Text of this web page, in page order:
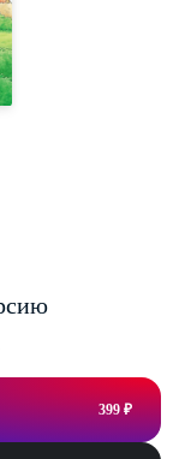
399 ₽